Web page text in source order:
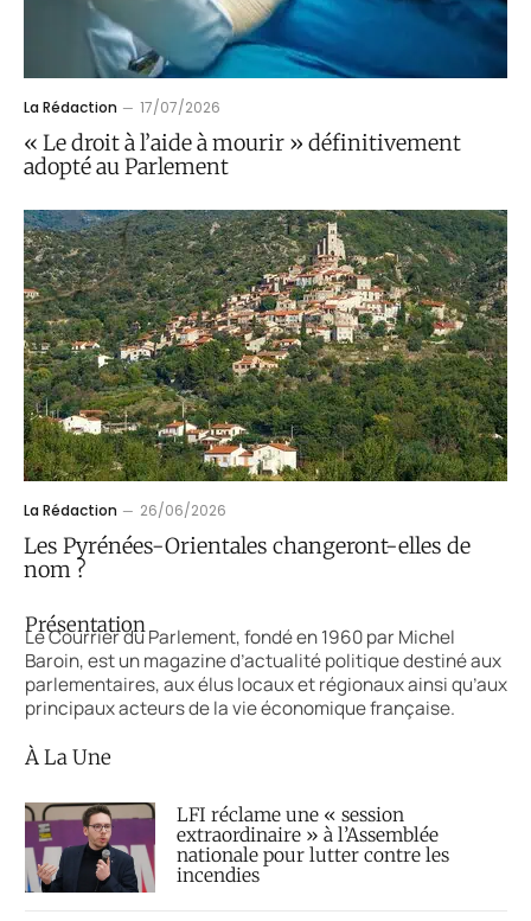
La Rédaction 17/07/2026
« Le droit à l’aide à mourir » définitivement
adopté au Parlement
La Rédaction 26/06/2026
Les Pyrénées-Orientales changeront-elles de
nom ?
Présentation
Le Courrier du Parlement, fondé en 1960 par Michel
Baroin, est un magazine d’actualité politique destiné aux
parlementaires, aux élus locaux et régionaux ainsi qu’aux
principaux acteurs de la vie économique française.
À La Une
LFI réclame une « session
extraordinaire » à l’Assemblée
nationale pour lutter contre les
incendies